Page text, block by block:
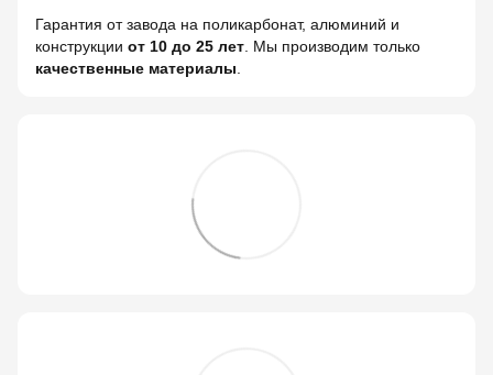
Гарантия от завода на поликарбонат, алюминий и
конструкции от 10 до 25 лет . Мы производим только
качественные материалы